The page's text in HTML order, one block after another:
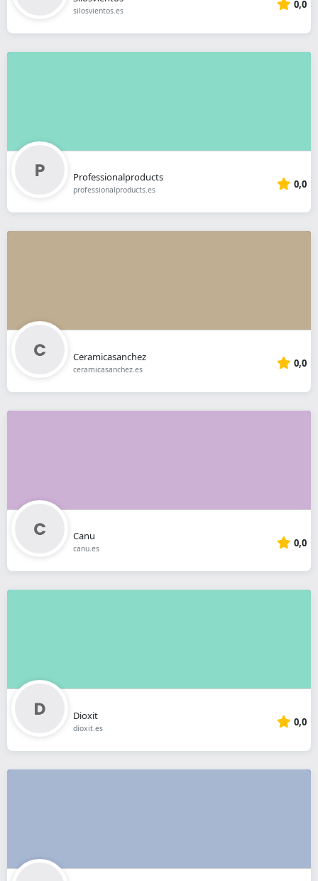
silosvientos.es 0,0
Professionalproducts
professionalproducts.es 0,0
Ceramicasanchez
ceramicasanchez.es 0,0
Canu
canu.es 0,0
Dioxit
dioxit.es 0,0